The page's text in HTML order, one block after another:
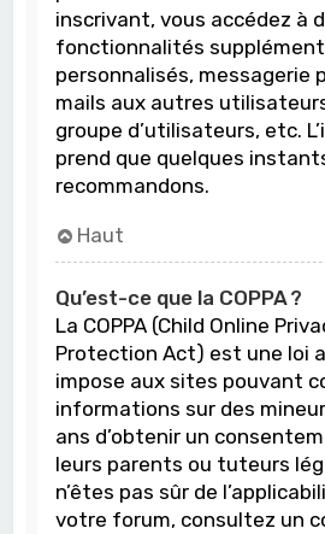
inscrivant, vous accédez à
fonctionnalités
personnalisés, messagerie
mails aux autres
groupe d’utilisateurs, etc.
prend que quelques
recommandons.
Haut
Qu’est-ce que la COPPA ?
La COPPA (Child Online
Protection Act) est une loi
impose aux sites pouvant
informations sur des
ans d’obtenir un
leurs parents ou tuteurs
n’êtes pas sûr de
votre forum, consultez un